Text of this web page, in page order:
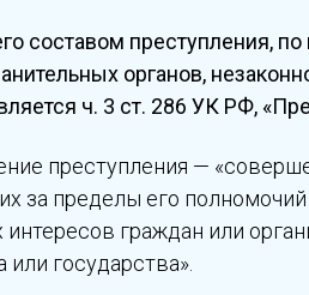
составом преступления,
органов,
ч. 3 ст. 286 УК РФ,
преступления —
за пределы его
интересов граждан или
государства».